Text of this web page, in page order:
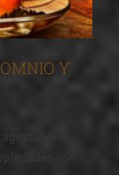
Y
al
son